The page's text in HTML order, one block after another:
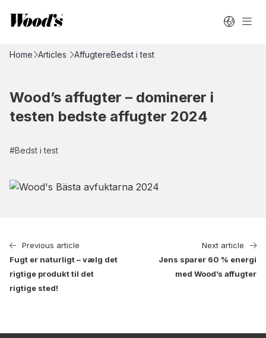
Home Articles AffugtereBedst i test
Wood’s affugter – dominerer i
testen bedste affugter 2024
#Bedst i test
Previous article
Fugt er naturligt – vælg det
rigtige produkt til det
rigtige sted!
Next article
Jens sparer 60 % energi
med Wood’s affugter